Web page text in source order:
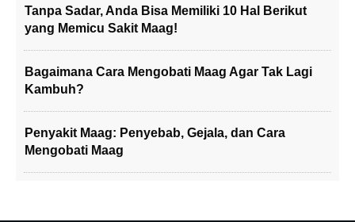
Tanpa Sadar, Anda Bisa Memiliki 10 Hal Berikut
yang Memicu Sakit Maag!
Bagaimana Cara Mengobati Maag Agar Tak Lagi
Kambuh?
Penyakit Maag: Penyebab, Gejala, dan Cara
Mengobati Maag